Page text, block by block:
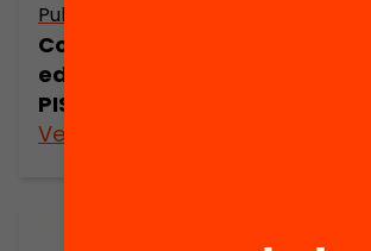
Publicació
Com afecten les desigualtats
educatives als resultats de
PISA?
Veure’n més